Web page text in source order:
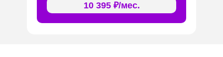
10 395 ₽/мес.